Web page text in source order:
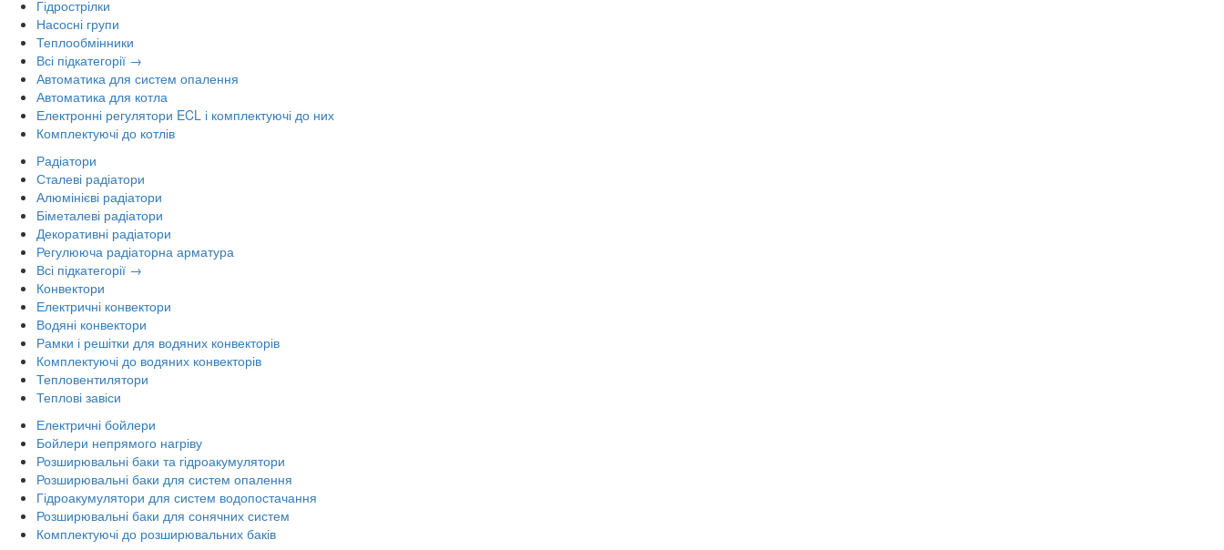
Гідрострілки
Насосні групи
Теплообмінники
Всі підкатегорії →
Автоматика для систем опалення
Автоматика для котла
Електронні регулятори ECL і комплектуючі до них
Комплектуючі до котлів
Радіатори
Сталеві радіатори
Алюмінієві радіатори
Біметалеві радіатори
Декоративні радіатори
Регулююча радіаторна арматура
Всі підкатегорії →
Конвектори
Електричні конвектори
Водяні конвектори
Рамки і решітки для водяних конвекторів
Комплектуючі до водяних конвекторів
Тепловентилятори
Теплові завіси
Електричні бойлери
Бойлери непрямого нагріву
Розширювальні баки та гідроакумулятори
Розширювальні баки для систем опалення
Гідроакумулятори для систем водопостачання
Розширювальні баки для сонячних систем
Комплектуючі до розширювальних баків